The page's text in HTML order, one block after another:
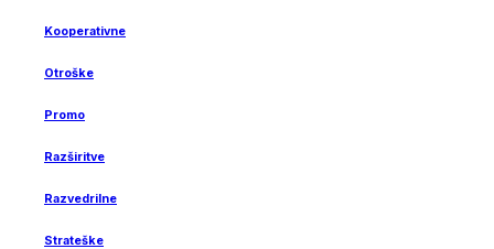
Kooperativne
Otroške
Promo
Razširitve
Razvedrilne
Strateške